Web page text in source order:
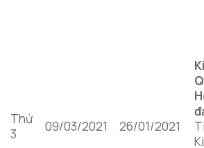
Thứ
3
09/03/2021 26/01/2021